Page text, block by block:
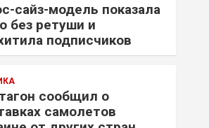
сайз-модель показала
без ретуши и
подписчиков
сообщил о
самолетов